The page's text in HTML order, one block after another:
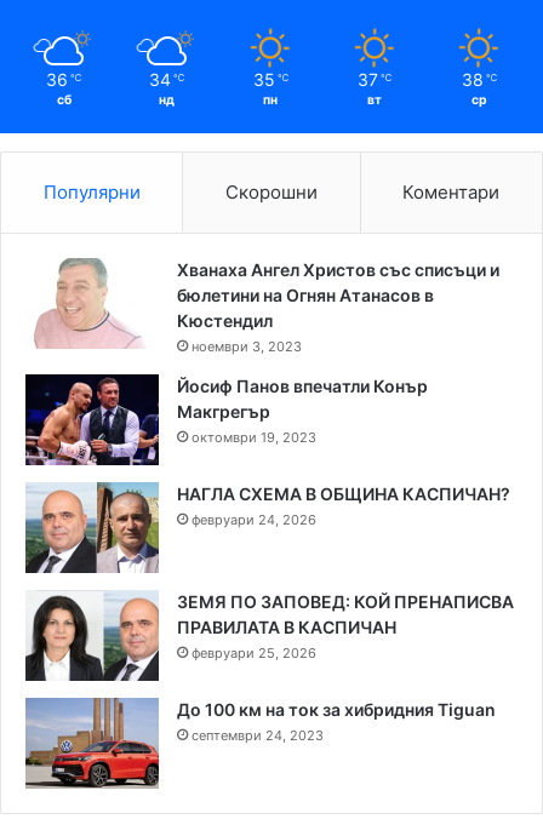
36 ℃
сб
34 ℃
нд
35 ℃
пн
37 ℃
вт
38 ℃
ср
Популярни Скорошни Коментари
Хванаха Ангел Христов със списъци и
бюлетини на Огнян Атанасов в
Кюстендил
ноември 3, 2023
Йосиф Панов впечатли Конър
Макгрегър
октомври 19, 2023
НАГЛА СХЕМА В ОБЩИНА КАСПИЧАН?
февруари 24, 2026
ЗЕМЯ ПО ЗАПОВЕД: КОЙ ПРЕНАПИСВА
ПРАВИЛАТА В КАСПИЧАН
февруари 25, 2026
До 100 км на ток за хибридния Tiguan
септември 24, 2023